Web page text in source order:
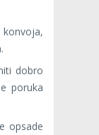
dobro
poruka
opsade